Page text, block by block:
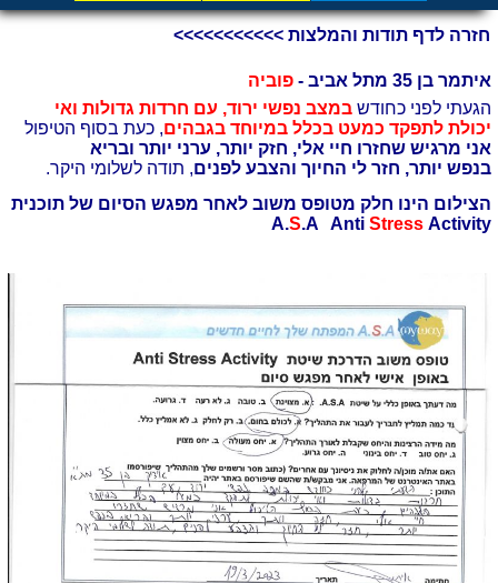
איתמר בן 35 מתל אביב -
פוביה
הגעתי לפני כחודשבמצב נפשי ירוד, עם חרדות גדולות ואי
יכולת לתפקד כמעט בכלל במיוחד בגבהים, כעת בסוף הטיפול
אני מרגיש שחזרו חיי אלי, חזק יותר, ערני יותר ובריא
בנפש יותר, חזר לי החיוך והצבע לפנים, תודה לשלומי היקר.
הצילום הינו חלק מטופס משוב לאחר מפגש הסיום של תוכנית
A.S.A Anti StressActivity
חזרה לדף תודות והמלצות >>>>>>>>>>>